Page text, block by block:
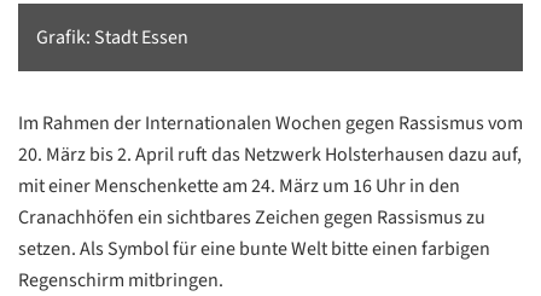
Grafik: Stadt Essen
Im Rahmen der Internationalen Wochen gegen Rassismus vom
20. März bis 2. April ruft das Netzwerk Holsterhausen dazu auf,
mit einer Menschenkette am 24. März um 16 Uhr in den
Cranachhöfen ein sichtbares Zeichen gegen Rassismus zu
setzen. Als Symbol für eine bunte Welt bitte einen farbigen
Regenschirm mitbringen.